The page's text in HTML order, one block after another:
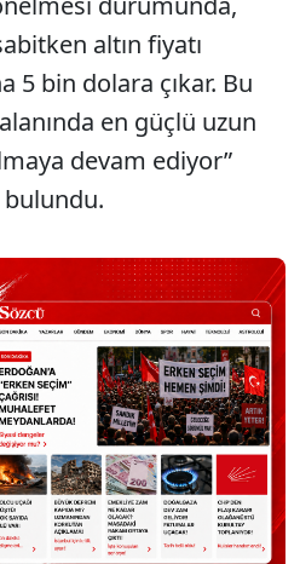
altın fiyatı
5 bin dolara çıkar. Bu
en güçlü uzun
devam ediyor”